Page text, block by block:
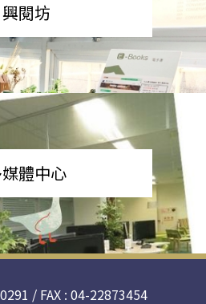
興閱坊
體中心
/ FAX : 04-22873454